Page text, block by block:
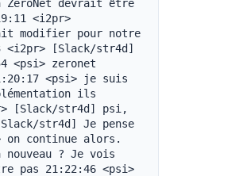
devrait être
<i2pr>
modifier pour notre
<i2pr> [Slack/str4d]
<psi> zeronet
<psi> je suis
ils
[Slack/str4d] psi,
str4d] Je pense
on continue alors.
? Je vois
pas 21:22:46 <psi>